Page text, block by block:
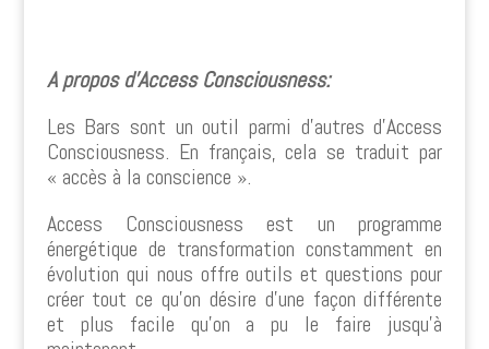
A propos d’Access Consciousness:
Les Bars sont un outil parmi d’autres d’Access
Consciousness. En français, cela se traduit par
« accès à la conscience ».
Access Consciousness est un programme
énergétique de transformation constamment en
évolution qui nous offre outils et questions pour
créer tout ce qu’on désire d’une façon différente
et plus facile qu’on a pu le faire jusqu’à